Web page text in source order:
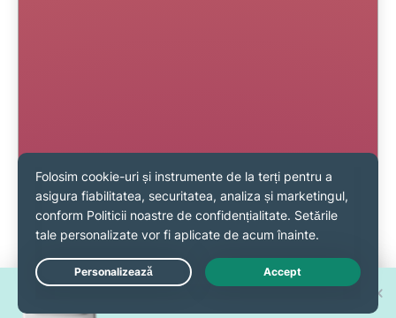
Live Chat
Câștigă unul din 30 de